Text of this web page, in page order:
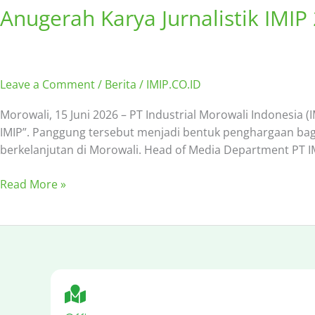
Anugerah Karya Jurnalistik
Leave a Comment/ Berita / IMIP.CO.ID
Morowali, 15 Juni 2026 – PT Industrial Morowali Indonesia
IMIP”. Panggung tersebut menjadi bentuk penghargaan
berkelanjutan di Morowali. Head of Media Department PT
Read More »